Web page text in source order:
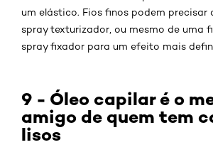
um elástico. Fios finos podem precisar
spray texturizador, ou mesmo de uma
spray fixador para um efeito mais
9 - Óleo capilar é o
amigo de quem tem
lisos